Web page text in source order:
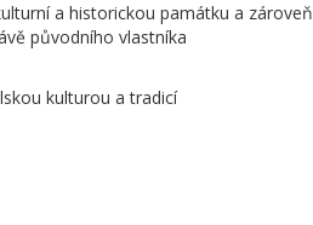
a historickou památku a zároveň
původního vlastníka
kulturou a tradicí